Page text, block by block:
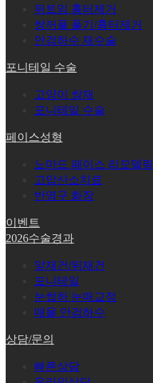
뒤트임 흉터제거
쌍꺼풀 풀기/흉터제거
안검하수 재수술
포니테일 수술
고양이 쌍재
포니테일 수술
페이스성형
노마드 페이스 리모델링
고압산소치료
반영구 화장
이벤트
2026수술경과
앞재건/뒤재건
포니테일
눈썹하 눈매교정
매몰 안검하수
상담/문의
빠른상담